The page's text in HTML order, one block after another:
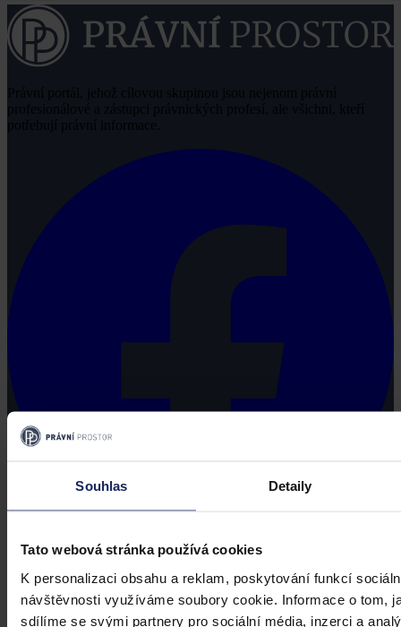
Souhlas Detaily
Tato webová stránka používá cookies
K personalizaci obsahu a reklam, poskytování funkcí
návštěvnosti využíváme soubory cookie. Informace o tom,
sdílíme se svými partnery pro sociální média, inzerci a